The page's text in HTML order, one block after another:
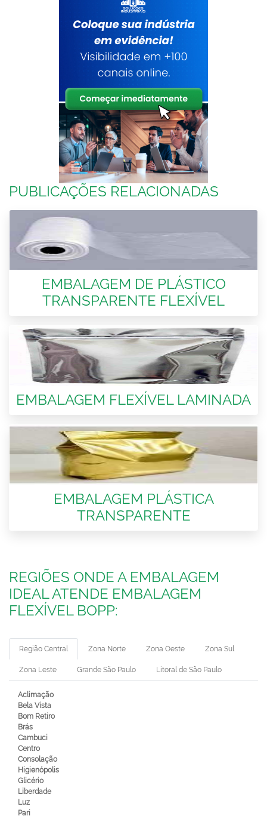
PUBLICAÇÕES RELACIONADAS
EMBALAGEM DE PLÁSTICO
TRANSPARENTE FLEXÍVEL
EMBALAGEM FLEXÍVEL LAMINADA
EMBALAGEM PLÁSTICA
TRANSPARENTE
REGIÕES ONDE A EMBALAGEM
IDEAL ATENDE EMBALAGEM
FLEXÍVEL BOPP:
Região Central Zona Norte Zona Oeste Zona Sul
Zona Leste Grande São Paulo Litoral de São Paulo
Aclimação
Bela Vista
Bom Retiro
Brás
Cambuci
Centro
Consolação
Higienópolis
Glicério
Liberdade
Luz
Pari